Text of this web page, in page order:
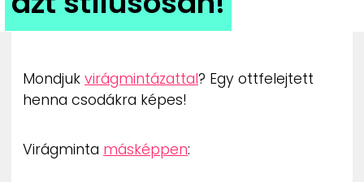
ZENE
IMPRESSZUM
PR-ARCHÍVUM
ADATKEZELÉSI TÁJÉKOZTATÓ
Mondjuk virágmintázattal? Egy ottfelejtett
henna csodákra képes!
Virágminta másképpen: